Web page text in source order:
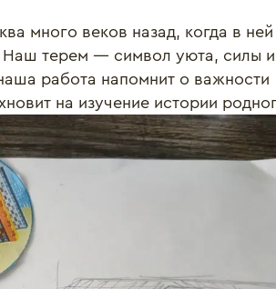
много веков назад, когда в
Наш терем — символ уюта, силы
работа напомнит о важности
на изучение истории